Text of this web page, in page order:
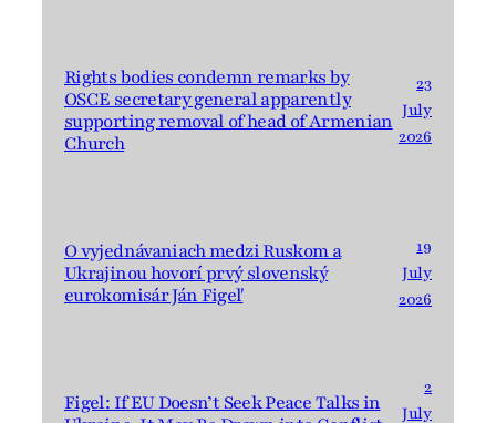
Rights bodies condemn remarks by
OSCE secretary general apparently
supporting removal of head of Armenian
Church
23
July
2026
O vyjednávaniach medzi Ruskom a
Ukrajinou hovorí prvý slovenský
eurokomisár Ján Figeľ
19
July
2026
Figel: If EU Doesn’t Seek Peace Talks in
2
July